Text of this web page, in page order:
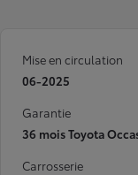
Mise en circulation
06-2025
Garantie
36 mois Toyota
Carrosserie